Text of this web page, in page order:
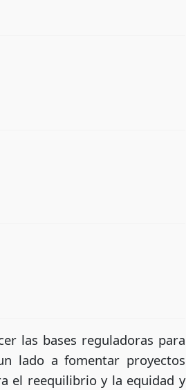
las bases reguladoras para
lado a fomentar proyectos
el reequilibrio y la equidad y